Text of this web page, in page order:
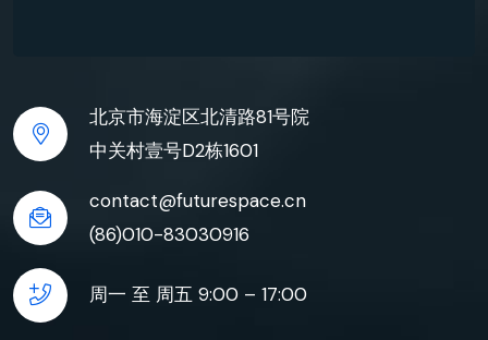
北京市海淀区北清路81号院
中关村壹号D2栋1601
contact@futurespace.cn
(86)010-83030916
周一 至 周五 9:00 – 17:00